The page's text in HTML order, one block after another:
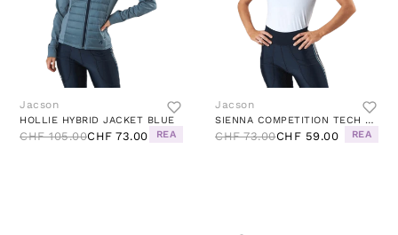
Jacson
HOLLIE HYBRID JACKET BLUE
CHF 105.00CHF 73.00 REA
Jacson
SIENNA COMPETITION TECH TOP WHITE
CHF 73.00CHF 59.00 REA